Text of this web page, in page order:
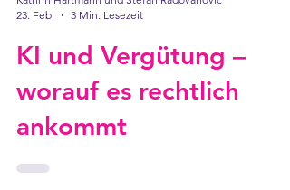
23. Feb.
3 Min. Lesezeit
KI und Vergütung –
worauf es rechtlich
ankommt